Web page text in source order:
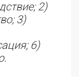
2)
3)
6)